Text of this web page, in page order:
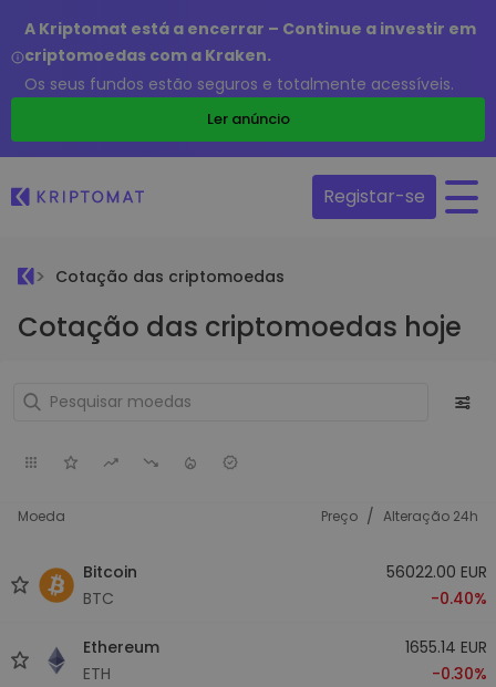
A Kriptomat está a encerrar – Continue a investir em
criptomoedas com a Kraken.
Os seus fundos estão seguros e totalmente acessíveis.
Ler anúncio
Registar-se
Cotação das criptomoedas
Cotação das criptomoedas hoje
Moeda Preço / Alteração 24h
Bitcoin
BTC
56022.00 EUR
-0.40%
Ethereum
ETH
1655.14 EUR
-0.30%